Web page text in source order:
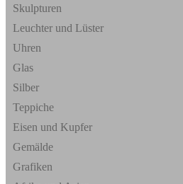
Skulpturen
Leuchter und Lüster
Uhren
Glas
Silber
Teppiche
Eisen und Kupfer
Gemälde
Grafiken